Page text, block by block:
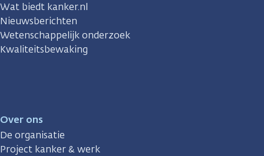
Wat biedt kanker.nl
Nieuwsberichten
Wetenschappelijk onderzoek
Kwaliteitsbewaking
Over ons
De organisatie
Project kanker & werk